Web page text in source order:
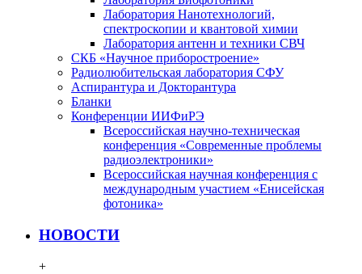
Лаборатория Нанотехнологий,
спектроскопии и квантовой химии
Лаборатория антенн и техники СВЧ
СКБ «Научное приборостроение»
Радиолюбительская лаборатория СФУ
Аспирантура и Докторантура
Бланки
Конференции ИИФиРЭ
Всероссийская научно-техническая
конференция «Современные проблемы
радиоэлектроники»
Всероссийская научная конференция с
международным участием «Енисейская
фотоника»
НОВОСТИ
+